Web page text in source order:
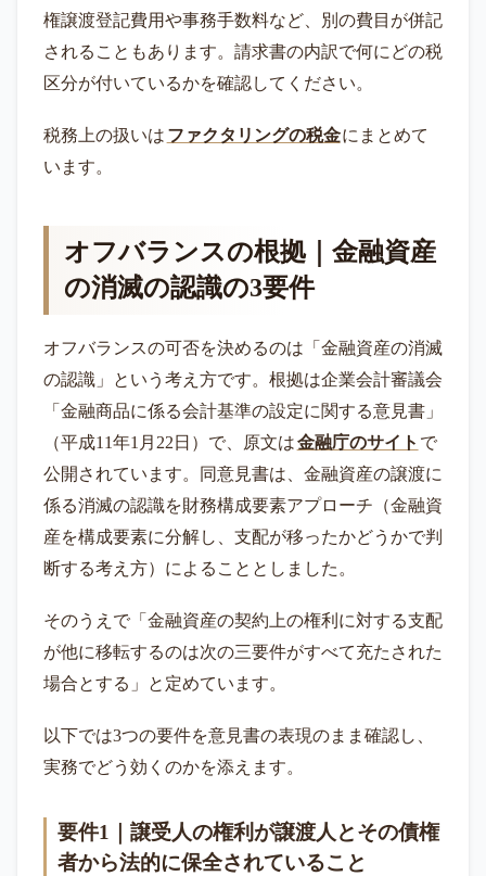
権譲渡登記費用や事務手数料など、別の費目が併記
されることもあります。請求書の内訳で何にどの税
区分が付いているかを確認してください。
税務上の扱いは ファクタリングの税金にまとめて
います。
オフバランスの根拠｜金融資産
の消滅の認識の3要件
オフバランスの可否を決めるのは「金融資産の消滅
の認識」という考え方です。根拠は企業会計審議会
「金融商品に係る会計基準の設定に関する意見書」
（平成11年1月22日）で、原文は金融庁のサイト で
公開されています。同意見書は、金融資産の譲渡に
係る消滅の認識を財務構成要素アプローチ（金融資
産を構成要素に分解し、支配が移ったかどうかで判
断する考え方）によることとしました。
そのうえで「金融資産の契約上の権利に対する支配
が他に移転するのは次の三要件がすべて充たされた
場合とする」と定めています。
以下では3つの要件を意見書の表現のまま確認し、
実務でどう効くのかを添えます。
要件1｜譲受人の権利が譲渡人とその債権
者から法的に保全されていること